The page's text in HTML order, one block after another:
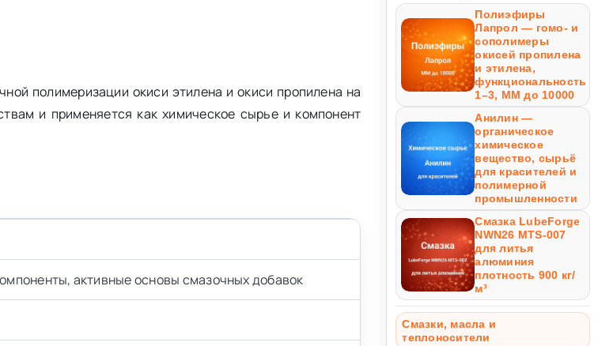
полимеризации окиси этилена и окиси пропилена на
и применяется как химическое сырье и компонент
активные основы смазочных добавок
Полиэфиры
Лапрол — гомо- и
сополимеры
окисей пропилена
и этилена,
функциональность
1–3, ММ до 10000
Анилин —
органическое
химическое
вещество, сырьё
для красителей и
полимерной
промышленности
Смазка LubeForge
NWN26 MTS-007
для литья
алюминия
плотность 900 кг/
м³
Смазки, масла и
теплоносители